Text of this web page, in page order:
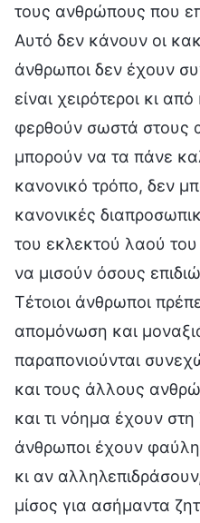
τους ανθρώπους που
Αυτό δεν κάνουν οι
άνθρωποι δεν έχουν
είναι χειρότεροι κι
φερθούν σωστά στους
μπορούν να τα πάνε
κανονικό τρόπο, δεν
κανονικές
του εκλεκτού λαού
να μισούν όσους
Τέτοιοι άνθρωποι
απομόνωση και
παραπονιούνται
και τους άλλους
και τι νόημα έχουν
άνθρωποι έχουν φαύλη
κι αν
μίσος για ασήμαντα